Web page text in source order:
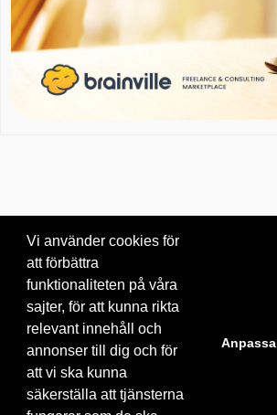
© 2026 Brainville AB. |Villkor för tjänsten
Byt språk:
Vi använder cookies för
att förbättra
funktionaliteten på våra
sajter, för att kunna rikta
relevant innehåll och
annonser till dig och för
att vi ska kunna
säkerställa att tjänsterna
Anpassa